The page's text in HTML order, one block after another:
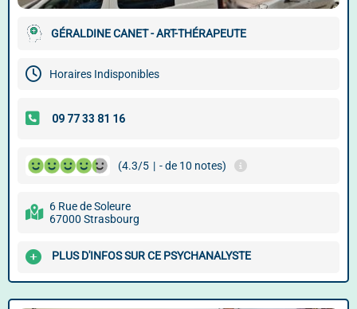
GÉRALDINE CANET - ART-THÉRAPEUTE
Horaires Indisponibles
(4.3/5 | - de 10 notes)
6 Rue de Soleure
67000 Strasbourg
PLUS D'INFOS SUR CE PSYCHANALYSTE